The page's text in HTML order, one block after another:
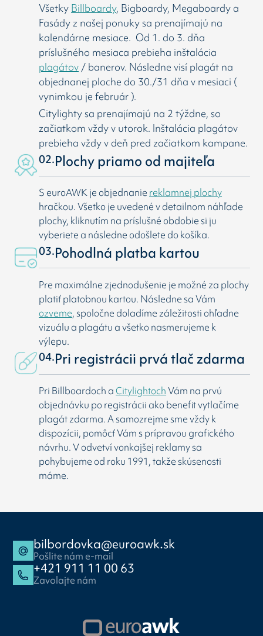
Všetky Billboardy, Bigboardy, Megaboardy a
Fasády z našej ponuky sa prenajímajú na
kalendárne mesiace. Od 1. do 3. dňa
príslušného mesiaca prebieha inštalácia
plagátov / banerov. Následne visí plagát na
objednanej ploche do 30./31 dňa v mesiaci (
vynimkou je február ).
Citylighty sa prenajímajú na 2 týždne, so
začiatkom vždy v utorok. Inštalácia plagátov
prebieha vždy v deň pred začiatkom kampane.
02.Plochy priamo od majiteľa
S euroAWK je objednanie reklamnej plochy
hračkou. Všetko je uvedené v detailnom náhľade
plochy, kliknutím na príslušné obdobie si ju
vyberiete a následne odošlete do košíka.
03.Pohodlná platba kartou
Pre maximálne zjednodušenie je možné za plochy
platiť platobnou kartou. Následne sa Vám
ozveme, spoločne doladíme záležitosti ohľadne
vizuálu a plagátu a všetko nasmerujeme k
výlepu.
04.Pri registrácii prvá tlač zdarma
Pri Billboardoch aCitylightochVám na prvú
objednávku po registrácii ako benefit vytlačíme
plagát zdarma. A samozrejme sme vždy k
dispozícii, pomôcť Vám s prípravou grafického
návrhu. V odvetví vonkajšej reklamy sa
pohybujeme od roku 1991, takže skúsenosti
máme.
bilbordovka@euroawk.sk
Pošlite nám e-mail
+421 911 11 00 63
Zavolajte nám